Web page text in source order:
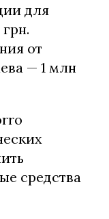
для
от
— 1 млн
средства